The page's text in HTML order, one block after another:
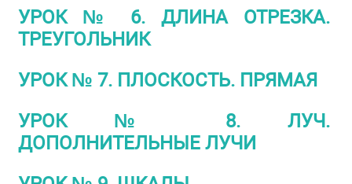
УРОК № 6. ДЛИНА ОТРЕЗКА.
ТРЕУГОЛЬНИК
УРОК № 7. ПЛОСКОСТЬ. ПРЯМАЯ
УРОК № 8. ЛУЧ.
ДОПОЛНИТЕЛЬНЫЕ ЛУЧИ